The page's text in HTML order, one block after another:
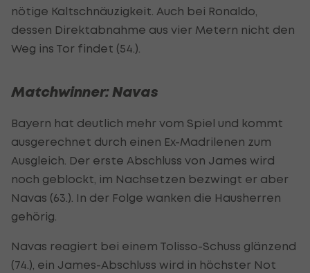
nötige Kaltschnäuzigkeit. Auch bei Ronaldo,
dessen Direktabnahme aus vier Metern nicht den
Weg ins Tor findet (54.).
Matchwinner: Navas
Bayern hat deutlich mehr vom Spiel und kommt
ausgerechnet durch einen Ex-Madrilenen zum
Ausgleich. Der erste Abschluss von James wird
noch geblockt, im Nachsetzen bezwingt er aber
Navas (63.). In der Folge wanken die Hausherren
gehörig.
Navas reagiert bei einem Tolisso-Schuss glänzend
(74.), ein James-Abschluss wird in höchster Not